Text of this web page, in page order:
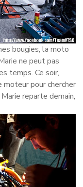
bougies, la moto
ne peut pas
temps. Ce soir,
pour chercher
Marie reparte demain,